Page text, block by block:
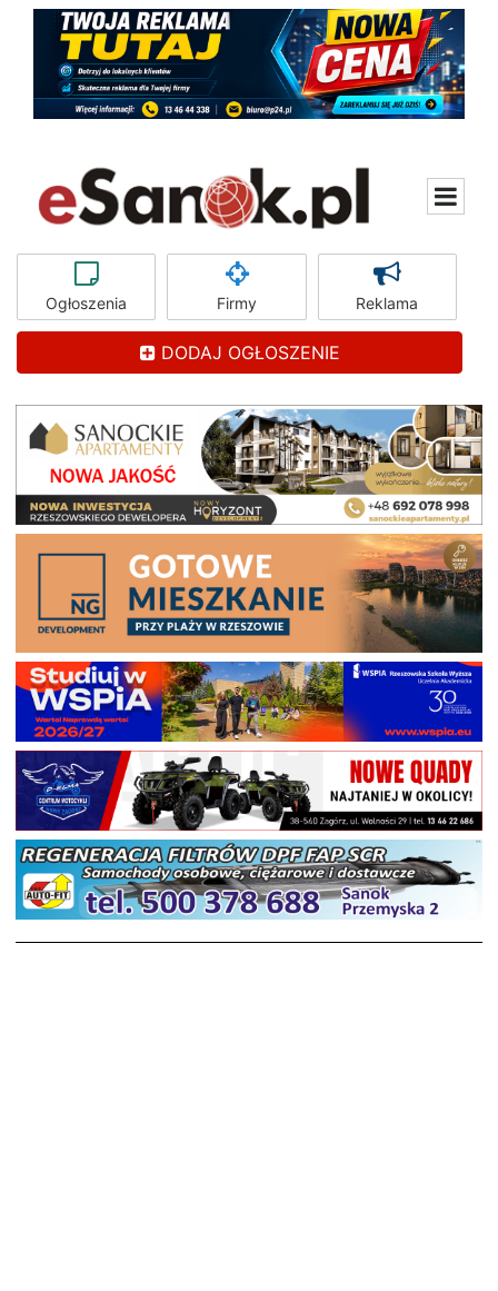
Ogłoszenia Firmy Reklama
DODAJ OGŁOSZENIE